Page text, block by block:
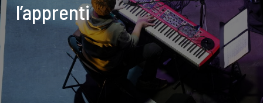
l’apprenti